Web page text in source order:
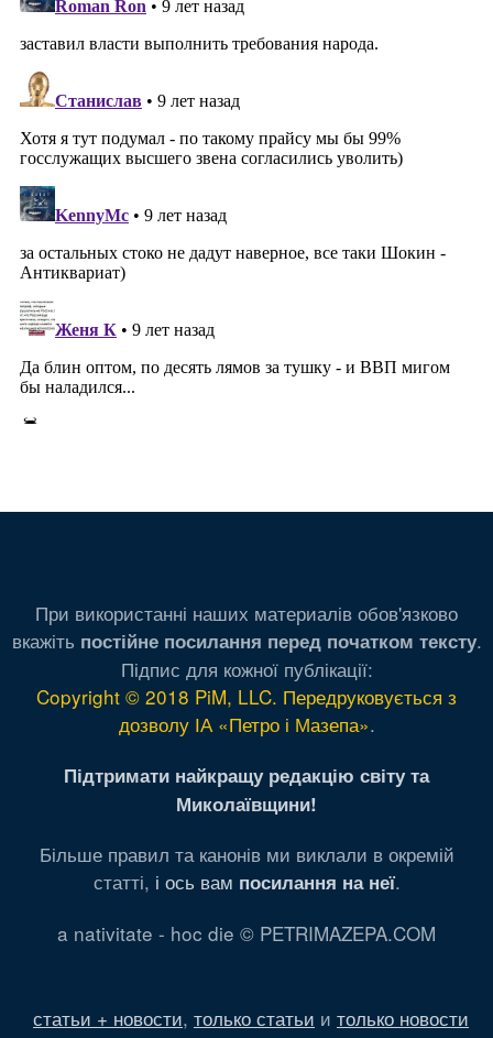
При використанні наших материалів обов'язково
вкажіть постійне посилання перед початком тексту.
Підпис для кожної публікації:
Copyright © 2018 PiM, LLC. Передруковується з
дозволу ІА «Петро і Мазепа».
Підтримати найкращу редакцію світу та
Миколаївщини!
Більше правил та канонів ми виклали в окремій
статті, і ось вам посилання на неї.
a nativitate - hoc die © PETRIMAZEPA.COM
статьи + новости, только статьи и только новости